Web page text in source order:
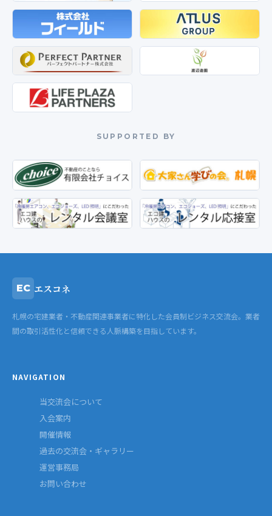
SUPPORTED BY
EC エスコネ
札幌の宅建業者・不動産関連事業者に特化した会員制ビジネス交流会。業者
間の取引活性化と信頼できる人脈構築を目指しています。
NAVIGATION
当交流会について
入会案内
開催情報
過去の交流会・ギャラリー
運営事務局
お問い合わせ